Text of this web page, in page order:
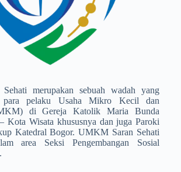
merupakan sebuah wadah yang
para pelaku Usaha Mikro Kecil dan
di Gereja Katolik Maria Bunda
Kota Wisata khususnya dan juga Paroki
Katedral Bogor. UMKM Saran Sehati
area Seksi Pengembangan Sosial